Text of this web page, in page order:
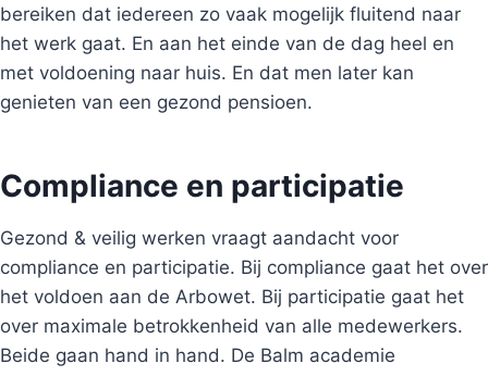
bereiken dat iedereen zo vaak mogelijk fluitend naar
het werk gaat. En aan het einde van de dag heel en
met voldoening naar huis. En dat men later kan
genieten van een gezond pensioen.
Compliance en participatie
Gezond & veilig werken vraagt aandacht voor
compliance en participatie. Bij compliance gaat het over
het voldoen aan de Arbowet. Bij participatie gaat het
over maximale betrokkenheid van alle medewerkers.
Beide gaan hand in hand. De Balm academie